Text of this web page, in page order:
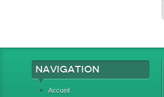
Navigation
Accueil